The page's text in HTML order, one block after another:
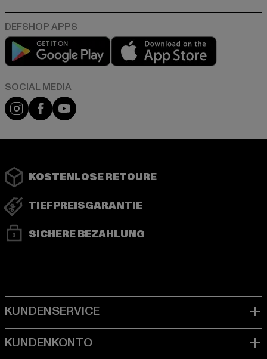
Play market
Instagram
FacebookYouTube
KOSTENLOSE RETOURE
TIEFPREISGARANTIE
SICHERE BEZAHLUNG